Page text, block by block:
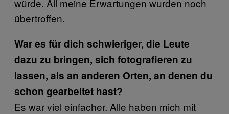
würde. All meine Erwartungen wurden noch
übertroffen.
War es für dich schwieriger, die Leute
dazu zu bringen, sich fotografieren zu
lassen, als an anderen Orten, an denen du
schon gearbeitet hast?
Es war viel einfacher. Alle haben mich mit